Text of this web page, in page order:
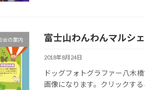
会の案内 富士山わんわんマルシ
2018年8月24日
ドッグフォトグラファー八木
画像になります。クリックす